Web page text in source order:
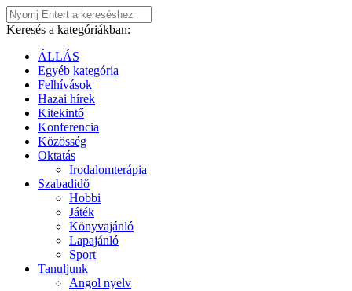
Keresés a kategóriákban:
ÁLLÁS
Egyéb kategória
Felhívások
Hazai hírek
Kitekintő
Konferencia
Közösség
Oktatás
Irodalomterápia
Szabadidő
Hobbi
Játék
Könyvajánló
Lapajánló
Sport
Tanuljunk
Angol nyelv